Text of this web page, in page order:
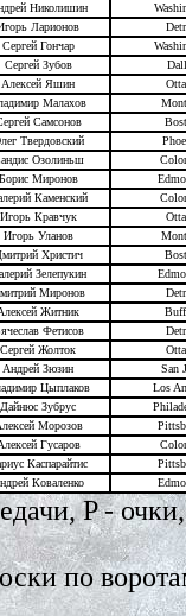
Николишин
Ларионов
Сергей Гончар
Сергей Зубов
Алексей Яшин
Малахов
Самсонов
Твердовский
Озолиньш
Борис Миронов
Каменский
Игорь Кравчук
Игорь Уланов
Христич
Зелепукин
Миронов
Житник
Фетисов
Сергей Жолток
Андрей Зюзин
San
Цыплаков
Los
Дайнюс Зубрус
Морозов
Гусаров
Каспарайтис
Коваленко
P -
по